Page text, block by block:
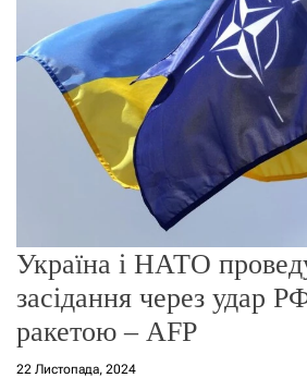
Україна і НАТО
засідання через удар
ракетою – AFP
22 Листопада, 2024